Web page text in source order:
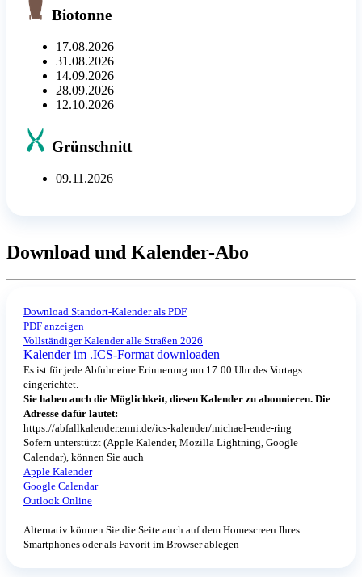
Biotonne
17.08.2026
31.08.2026
14.09.2026
28.09.2026
12.10.2026
Grünschnitt
09.11.2026
Download und Kalender-Abo
Download Standort-Kalender als PDF
PDF anzeigen
Vollständiger Kalender alle Straßen 2026
Kalender im .ICS-Format downloaden
Es ist für jede Abfuhr eine Erinnerung um 17:00 Uhr des Vortags
eingerichtet.
Sie haben auch die Möglichkeit, diesen Kalender zu abonnieren. Die
Adresse dafür lautet:
https://abfallkalender.enni.de/ics-kalender/michael-ende-ring
Sofern unterstützt (Apple Kalender, Mozilla Lightning, Google
Calendar), können Sie auch
Apple Kalender
Google Calendar
Outlook Online
Alternativ können Sie die Seite auch auf dem Homescreen Ihres
Smartphones oder als Favorit im Browser ablegen